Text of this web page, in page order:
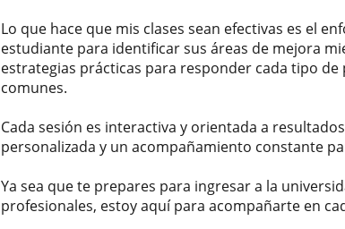
Lo que hace que mis clases sean efectivas es el
estudiante para identificar sus áreas de mejora
estrategias prácticas para responder cada tipo
comunes.
Cada sesión es interactiva y orientada a
personalizada y un acompañamiento constante
Ya sea que te prepares para ingresar a la
profesionales, estoy aquí para acompañarte en